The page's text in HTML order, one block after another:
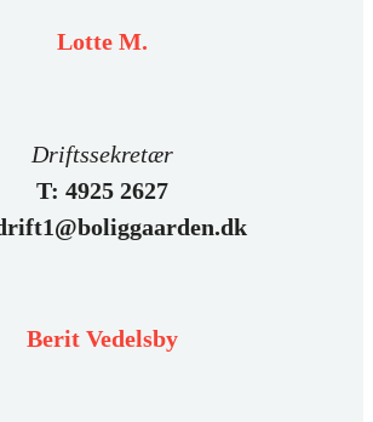
Lotte M.
Driftssekretær
T: 4925 2627
Berit Vedelsby